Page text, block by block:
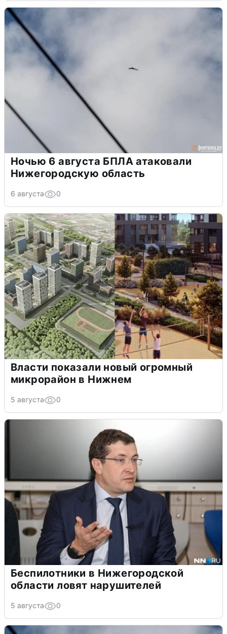
Ночью 6 августа БПЛА атаковали
Нижегородскую область
6 августа 0
Власти показали новый огромный
микрорайон в Нижнем
5 августа 0
Беспилотники в Нижегородской
области ловят нарушителей
5 августа 0